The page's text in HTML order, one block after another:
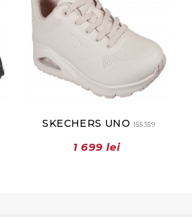
SKECHERS UNO155359
1 699 lei